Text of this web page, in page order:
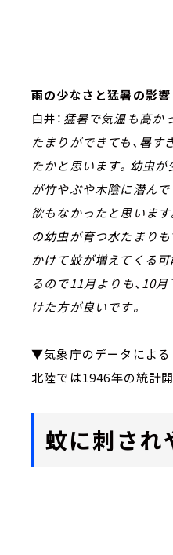
雨の少なさと猛暑の影
白井： 猛暑で気温も高か
たまりができても、暑す
たかと思います。幼虫が
が竹やぶや木陰に潜ん
欲もなかったと思いま
の幼虫が育つ水たまり
かけて蚊が増えてくる
るので11月よりも、10
けた方が良いです。
▼気象庁のデータによる
北陸では1946年の統計
蚊に刺され